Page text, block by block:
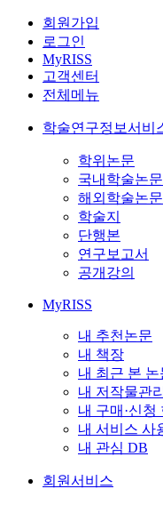
회원가입
로그인
MyRISS
고객센터
전체메뉴
학술연구정보서비
학위논문
국내학술논문
해외학술논문
학술지
단행본
연구보고서
공개강의
MyRISS
내 추천논문
내 책장
내 최근 본 논
내 저작물관리
내 구매·신청
내 서비스 사
내 관심 DB
회원서비스